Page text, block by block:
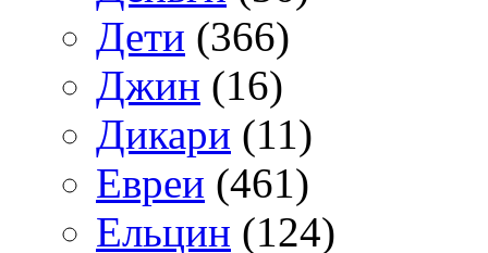
Дети (366)
Джин (16)
Дикари (11)
Евреи (461)
Ельцин (124)